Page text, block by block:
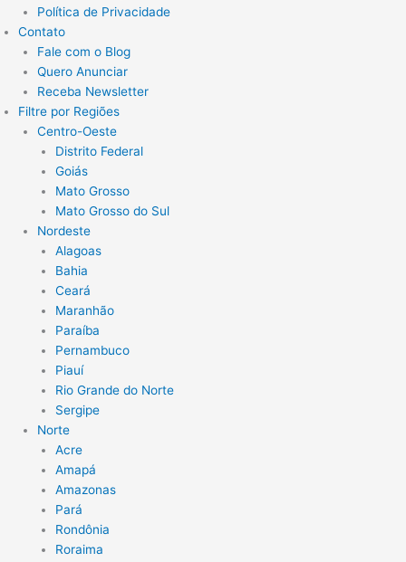
Política de Privacidade
Contato
Fale com o Blog
Quero Anunciar
Receba Newsletter
Filtre por Regiões
Centro-Oeste
Distrito Federal
Goiás
Mato Grosso
Mato Grosso do Sul
Nordeste
Alagoas
Bahia
Ceará
Maranhão
Paraíba
Pernambuco
Piauí
Rio Grande do Norte
Sergipe
Norte
Acre
Amapá
Amazonas
Pará
Rondônia
Roraima